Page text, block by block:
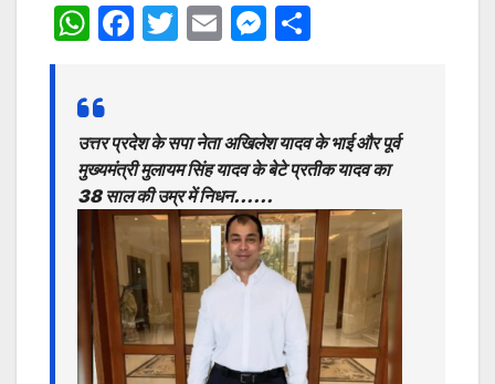
W
at
s
A
p
p
F
e
b
o
o
k
T
er
E
l
M
s
e
n
g
er
e
उत्तर प्रदेश के सपा नेता अखिलेश यादव के भाई और पूर्व
मुख्यमंत्री मुलायम सिंह यादव के बेटे प्रतीक यादव का
38 साल की उम्र में निधन……